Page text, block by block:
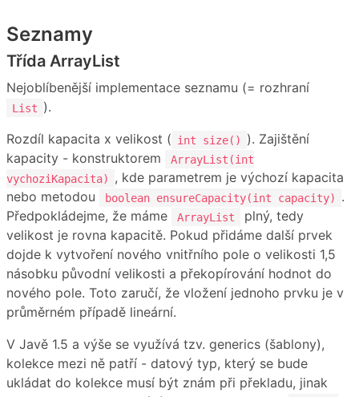
Seznamy
Třída ArrayList
Nejoblíbenější implementace seznamu (= rozhraní
List ).
Rozdíl kapacita x velikost ( int size()
). Zajištění
kapacity - konstruktorem
ArrayList(int
vychoziKapacita)
, kde parametrem je výchozí kapacita
nebo metodou
boolean ensureCapacity(int capacity)
.
Předpokládejme, že máme
ArrayList
plný, tedy
velikost je rovna kapacitě. Pokud přidáme další prvek
dojde k vytvoření nového vnitřního pole o velikosti 1,5
násobku původní velikosti a překopírování hodnot do
nového pole. Toto zaručí, že vložení jednoho prvku je v
průměrném případě lineární.
V Javě 1.5 a výše se využívá tzv. generics (šablony),
kolekce mezi ně patří - datový typ, který se bude
ukládat do kolekce musí být znám při překladu, jinak